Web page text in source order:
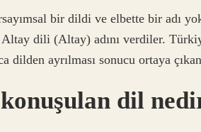
bir dildi ve elbette bir adı
dili (Altay) adını verdiler.
dilden ayrılması sonucu ortaya
dil